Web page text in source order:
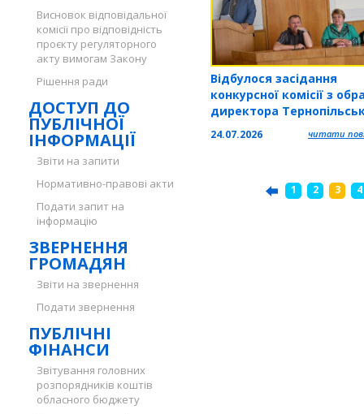
Висновок відповідальної
комісії про відповідність
проєкту регуляторного
акту вимогам Закону
Рішення ради
ДОСТУП ДО
ПУБЛІЧНОЇ
ІНФОРМАЦІЇ
Звіти на запити
Нормативно-правові акти
Подати запит на
інформацію
ЗВЕРНЕННЯ
ГРОМАДЯН
Звіти на звернення
Подати звернення
ПУБЛІЧНІ
ФІНАНСИ
Звітування головних
розпорядників коштів
обласного бюджету
Відбулося засідання
конкурсної комісії з
директора
обласної філармонії
24.07.2026 читати
1 2 3 4